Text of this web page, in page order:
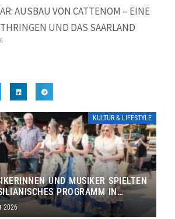
AUSBAU VON CATTENOM – EINE
UND DAS SAARLAND
KULTUR & LIFESTYLE
UND MUSIKER SPIELTEN
PROGRAMM IN
2026